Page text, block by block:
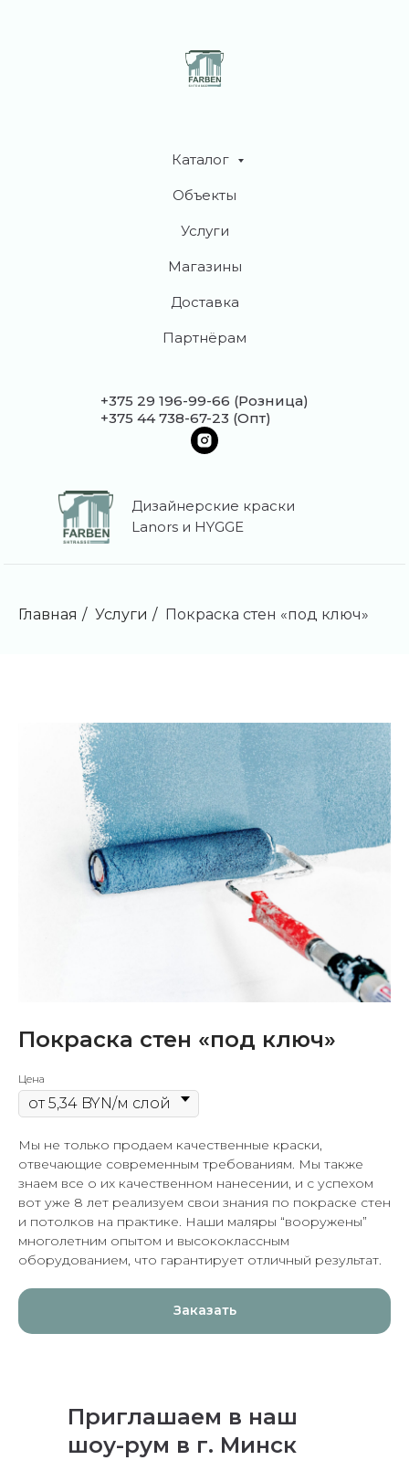
Каталог
Объекты
Услуги
Магазины
Доставка
Партнёрам
+375 29 196-99-66 (Розница)
+375 44 738-67-23 (Опт)
Дизайнерские краски
Lanors и HYGGE
Главная / Услуги / Покраска стен «под ключ»
Покраска стен «под ключ»
Цена
Мы не только продаем качественные краски,
отвечающие современным требованиям. Мы также
знаем все о их качественном нанесении, и с успехом
вот уже 8 лет реализуем свои знания по покраске стен
и потолков на практике. Наши маляры “вооружены”
многолетним опытом и высококлассным
оборудованием, что гарантирует отличный результат.
Заказать
Приглашаем в наш
шоу-рум в г. Минск